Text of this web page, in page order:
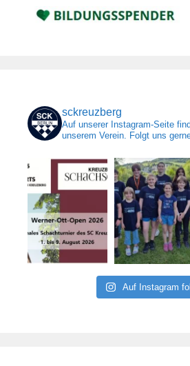
sckreuzberg
Auf unserer Instagram-Seite
unserem Verein. Folgt uns
Auf Instagram